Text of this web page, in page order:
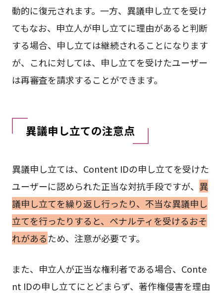
動的に復元されます。一方、異議申し立てを受け
てもなお、申立人が申し立てに理由があると判断
する場合、申し立ては継続されることになります
が、これに対しては、申し立てを受けたユーザー
は再審査を請求することができます。
異議申し立ての注意点
異議申し立ては、Content IDの申し立てを受けた
ユーザーに認められた正当な対抗手段ですが、 異
議申し立てを繰り返し行ったり、不当な異議申し
立てを行ったりすると、ペナルティを受けるおそ
れがあるため、注意が必要です。
また、申立人が正当な権利者である場合、Conte
nt IDの申し立てにとどまらず、著作権侵害を理由